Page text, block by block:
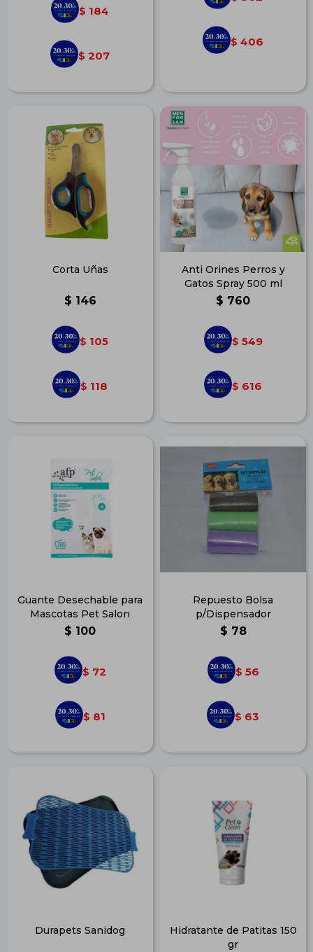
$ 184
$ 207
$ 406
Corta Uñas
$ 146
$ 105
$ 118
Anti Orines Perros y
Gatos Spray 500 ml
$ 760
$ 549
$ 616
Guante Desechable para
Mascotas Pet Salon
$ 100
$ 72
$ 81
Repuesto Bolsa
p/Dispensador
$ 78
$ 56
$ 63
Durapets Sanidog
Hidratante de Patitas 150
gr